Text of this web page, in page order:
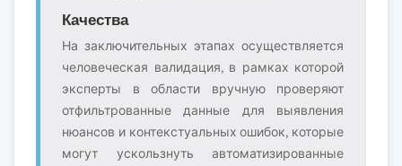
Качества
На заключительных этапах осуществляется
человеческая валидация, в рамках которой
эксперты в области вручную проверяют
отфильтрованные данные для выявления
нюансов и контекстуальных ошибок, которые
могут ускользнуть автоматизированные